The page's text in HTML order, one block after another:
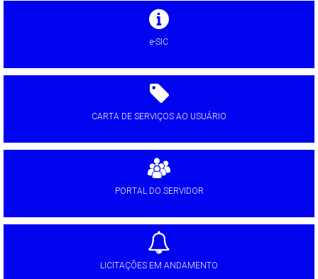
e-SIC
CARTA DE SERVIÇOS AO USUÁRIO
PORTAL DO SERVIDOR
LICITAÇÕES EM ANDAMENTO